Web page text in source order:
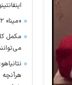
«مینا» ۲ جایزه از راه ابریشم گرفت
هرآنچه